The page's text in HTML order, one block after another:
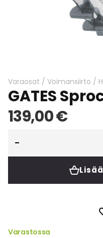
beginning
of
the
images
gallery
Varaosat / Voimansiirto /
GATES
139,00 €
Varastossa